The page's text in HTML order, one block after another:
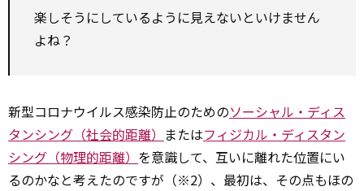
楽しそうにしているように見えないといけません
よね？
新型コロナウイルス感染防止のためのソーシャル・ディス
タンシング（社会的距離） またはフィジカル・ディスタン
シング（物理的距離） を意識して、互いに離れた位置にい
るのかなと考えたのですが（※2）、最初は、その点もほの